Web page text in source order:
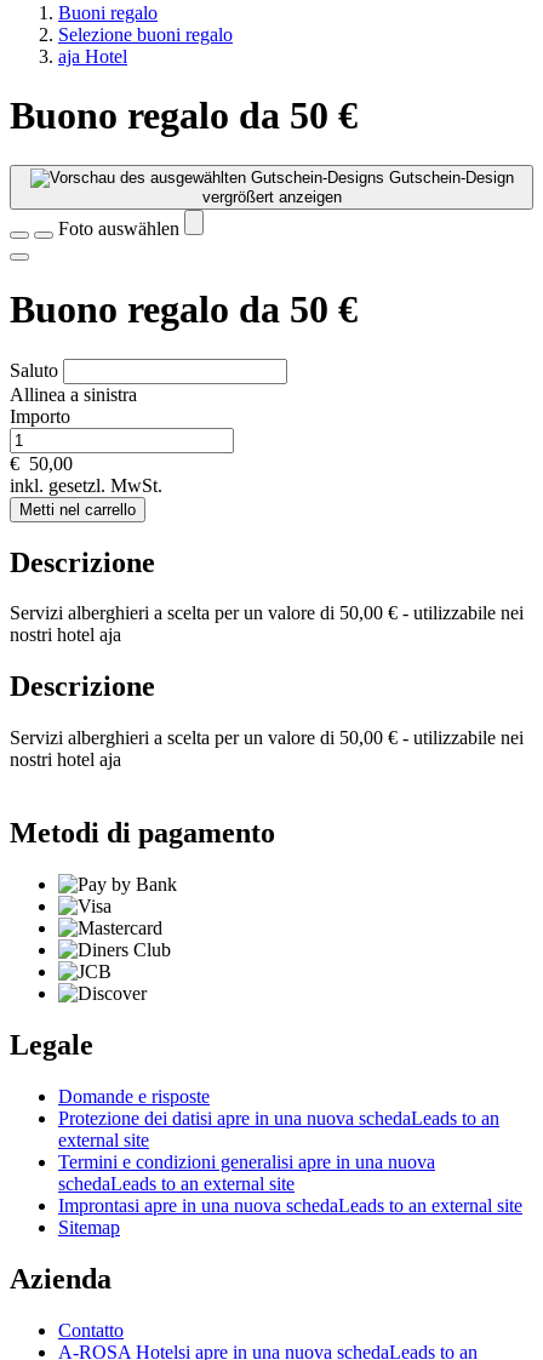
Buoni regalo
Selezione buoni regalo
aja Hotel
Buono regalo da 50 €
Gutschein-Design
vergrößert anzeigen
Foto auswählen
Buono regalo da 50 €
Saluto
Allinea a sinistra
Importo
€ 50,00
inkl. gesetzl. MwSt.
Metti nel carrello
Descrizione
Servizi alberghieri a scelta per un valore di 50,00 € - utilizzabile nei
nostri hotel aja
Descrizione
Servizi alberghieri a scelta per un valore di 50,00 € - utilizzabile nei
nostri hotel aja
Metodi di pagamento
Legale
Domande e risposte
Protezione dei datisi apre in una nuova schedaLeads to an
external site
Termini e condizioni generalisi apre in una nuova
schedaLeads to an external site
Improntasi apre in una nuova schedaLeads to an external site
Sitemap
Azienda
Contatto
A-ROSA Hotelsi apre in una nuova schedaLeads to an